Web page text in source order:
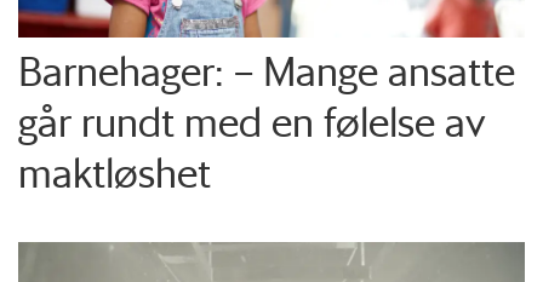
Barnehager: – Mange ansatte
går rundt med en følelse av
maktløshet